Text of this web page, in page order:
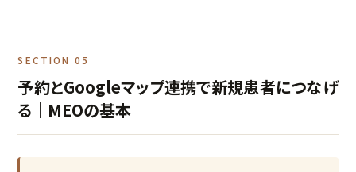
SECTION 05
予約とGoogleマップ連携で新規患者につなげ
る｜MEOの基本